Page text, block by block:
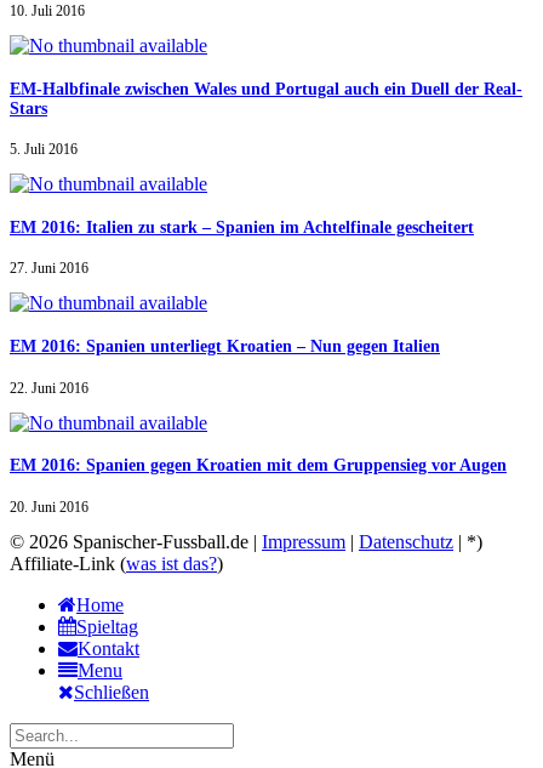
10. Juli 2016
EM-Halbfinale zwischen Wales und Portugal auch ein Duell der Real-
Stars
5. Juli 2016
EM 2016: Italien zu stark – Spanien im Achtelfinale gescheitert
27. Juni 2016
EM 2016: Spanien unterliegt Kroatien – Nun gegen Italien
22. Juni 2016
EM 2016: Spanien gegen Kroatien mit dem Gruppensieg vor Augen
20. Juni 2016
© 2026 Spanischer-Fussball.de | Impressum | Datenschutz | *)
Affiliate-Link (was ist das?)
Home
Spieltag
Kontakt
Menu
Schließen
Menü